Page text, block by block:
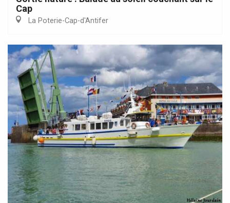
Cap
La Poterie-Cap-d'Antifer